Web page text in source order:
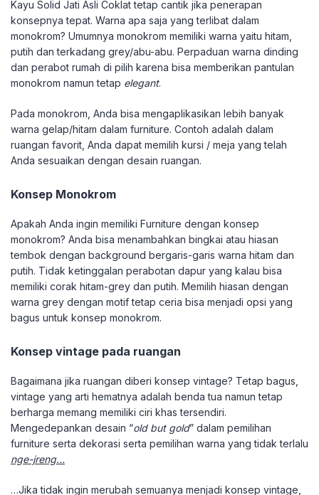
Kayu Solid Jati Asli Coklat tetap cantik jika penerapan
konsepnya tepat. Warna apa saja yang terlibat dalam
monokrom? Umumnya monokrom memiliki warna yaitu hitam,
putih dan terkadang grey/abu-abu. Perpaduan warna dinding
dan perabot rumah di pilih karena bisa memberikan pantulan
monokrom namun tetap elegant.
Pada monokrom, Anda bisa mengaplikasikan lebih banyak
warna gelap/hitam dalam furniture. Contoh adalah dalam
ruangan favorit, Anda dapat memilih kursi / meja yang telah
Anda sesuaikan dengan desain ruangan.
Konsep Monokrom
Apakah Anda ingin memiliki Furniture dengan konsep
monokrom? Anda bisa menambahkan bingkai atau hiasan
tembok dengan background bergaris-garis warna hitam dan
putih. Tidak ketinggalan perabotan dapur yang kalau bisa
memiliki corak hitam-grey dan putih. Memilih hiasan dengan
warna grey dengan motif tetap ceria bisa menjadi opsi yang
bagus untuk konsep monokrom.
Konsep vintage pada ruangan
Bagaimana jika ruangan diberi konsep vintage? Tetap bagus,
vintage yang arti hematnya adalah benda tua namun tetap
berharga memang memiliki ciri khas tersendiri.
Mengedepankan desain “old but gold” dalam pemilihan
furniture serta dekorasi serta pemilihan warna yang tidak terlalu
nge-jreng…
…Jika tidak ingin merubah semuanya menjadi konsep vintage,